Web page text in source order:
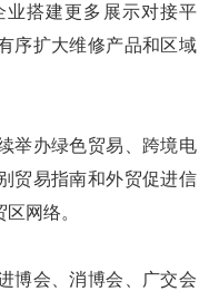
搭建更多展示对接平
序扩大维修产品和区域
办绿色贸易、跨境电
贸易指南和外贸促进信
网络。
会、消博会、广交会